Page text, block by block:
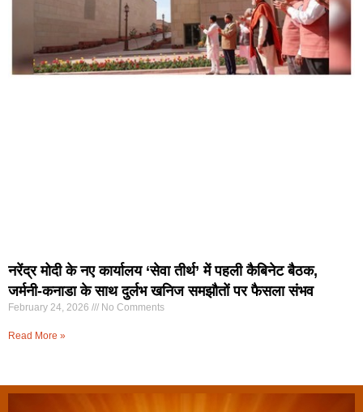
नरेंद्र मोदी के नए कार्यालय ‘सेवा तीर्थ’ में पहली कैबिनेट बैठक,
जर्मनी-कनाडा के साथ दुर्लभ खनिज समझौतों पर फैसला संभव
February 24, 2026 No Comments
Read More »